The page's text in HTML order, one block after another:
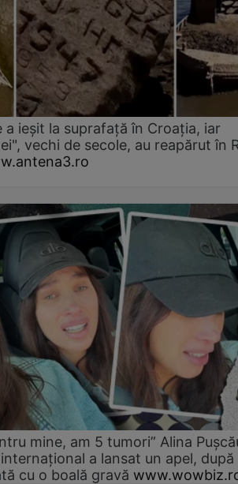
a ieșit la suprafață în Croația, iar
vechi de secole, au reapărut în
mine, am 5 tumori” Alina
a lansat un apel, după
cu o boală gravă